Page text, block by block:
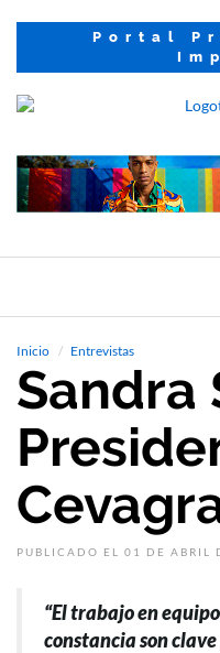
Portal
Inicio Entrevistas
Sandra
PUBLICADO EL 01 DE ABRIL
“El trabajo en
constancia son